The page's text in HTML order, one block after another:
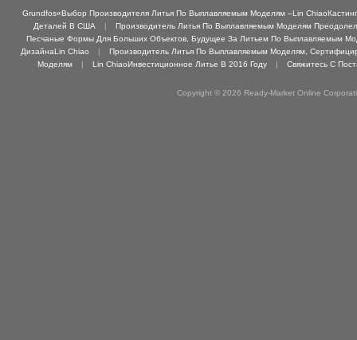
Grundfos«Выбор Производителя Литья По Выплавляемым Моделям –Lin
Деталей В США
|
Производитель Литья По Выплавляемым Моделям
Песчаные Формы Для Больших Объектов, Будущее За Литьем По Выплавляемым
ДизайнаLin Chiao
|
Производитель Литья По Выплавляемым Моделям,
Моделям
| Lin ChiaoИнвестиционное Литье В 2016 Году | Свяжитесь С
Copyright © 2026 Ready-Market Online